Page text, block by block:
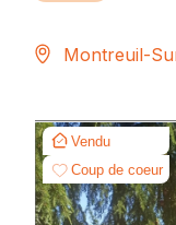
Montreuil-
Vendu
Coup de coeur